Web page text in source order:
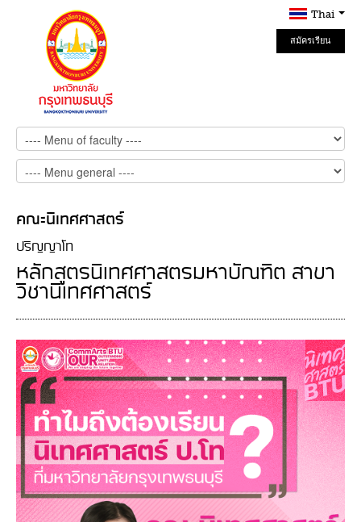
Thai
สมัครเรียน
Online
คณะนิเทศศาสตร์
ปริญญาโท
หลักสูตรนิเทศศาสตรมหาบัณฑิต สาขา
วิชานิเทศศาสตร์